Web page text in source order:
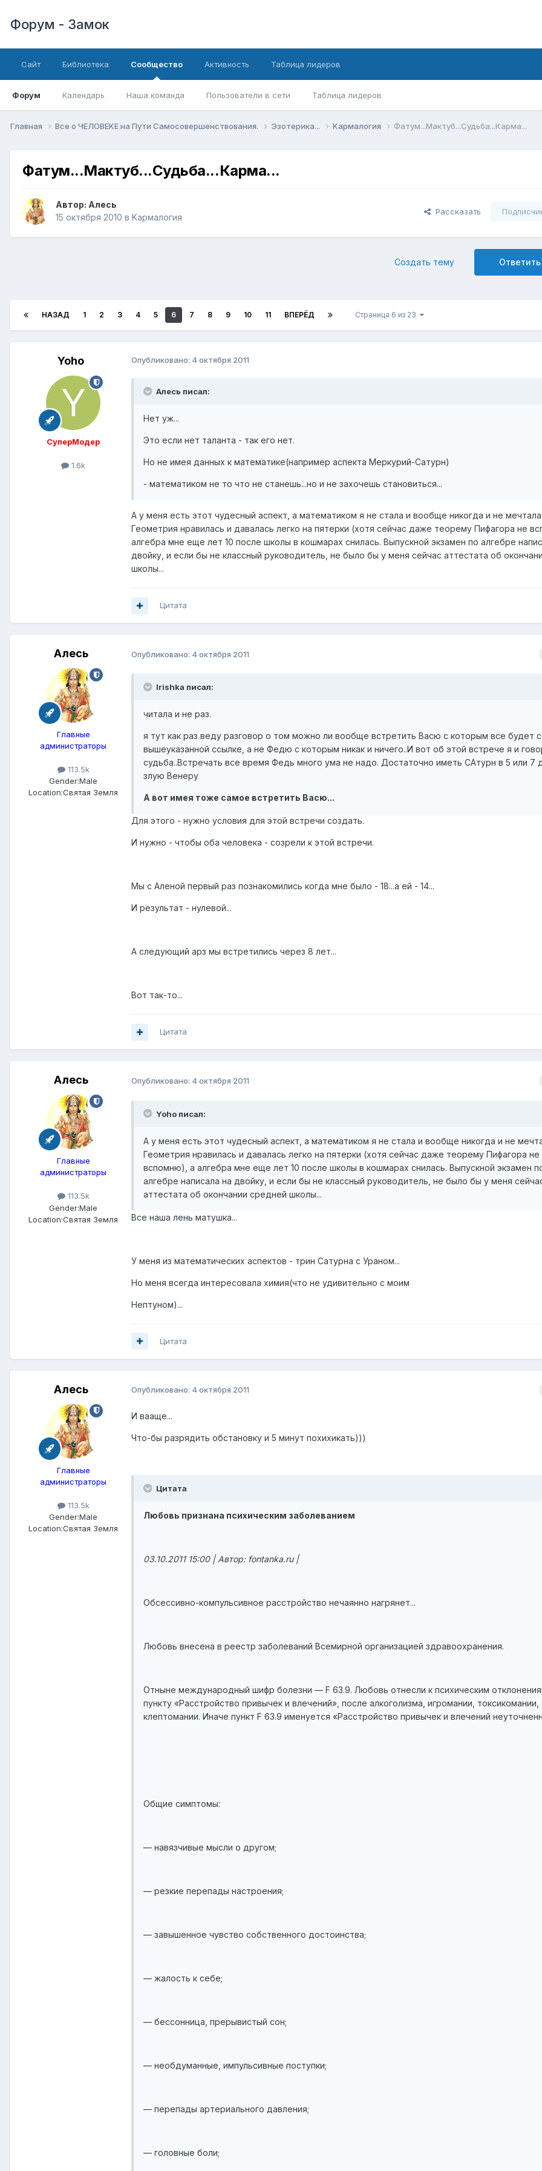
Форум - Замок
Сайт Библиотека Сообщество
Форум Календарь Наша команда Пользователи в сети Таблица лидеров
Активность Таблица лидеров
Главная Все о ЧЕЛОВЕKЕ на Пути Самосовершенствования. Эзотерика... Kармалогия Фатум...Мактуб...Судьба...Карма...
Фатум...Мактуб...Судьба...Карма...
Автор: Алесь
15 октября 2010 в Kармалогия
Рассказать
Создать тему
НАЗАД 1 2 3 4 5 6 7 8 9 10 11 ВПЕРЁД Страница 6 из 23
Yoho
СуперМодер
1.6k
Опубликовано: 4 октября 2011
Алесь писал:
Нет уж...
Это если нет таланта - так его нет.
Но не имея данных к математике(например аспекта Меркурий-Сатурн)
- математиком не то что не станешь...но и не захочешь становиться...
А у меня есть этот чудесный аспект, а математиком я не стала и вообще никогда и не мечтала.
Геометрия нравилась и давалась легко на пятерки (хотя сейчас даже теорему Пифагора не
алгебра мне еще лет 10 после школы в кошмарах снилась. Выпускной экзамен по алгебре
двойку, и если бы не классный руководитель, не было бы у меня сейчас аттестата об
школы...
Цитата
Алесь
Главные
администраторы
113.5k
Gender:Male
Location:Святая Земля
Опубликовано: 4 октября 2011
Irishka писал:
читала и не раз.
я тут как раз веду разговор о том можно ли вообще встретить Васю с которым все будет
вышеуказанной ссылке, а не Федю с которым никак и ничего..И вот об этой встрече я и
судьба..Встречать все время Федь много ума не надо. Достаточно иметь САтурн в 5 или 7
злую Венеру
А вот имея тоже самое встретить Васю...
Для этого - нужно условия для этой встречи создать.
И нужно - чтобы оба человека - созрели к этой встречи.
Мы с Аленой первый раз познакомились когда мне было - 18...а ей - 14...
И результат - нулевой...
А следующий арз мы встретились через 8 лет...
Вот так-то...
Цитата
Алесь
Главные
администраторы
113.5k
Gender:Male
Location:Святая Земля
Опубликовано: 4 октября 2011
Yoho писал:
А у меня есть этот чудесный аспект, а математиком я не стала и вообще никогда и не
Геометрия нравилась и давалась легко на пятерки (хотя сейчас даже теорему Пифагора не
вспомню), а алгебра мне еще лет 10 после школы в кошмарах снилась. Выпускной экзамен
алгебре написала на двойку, и если бы не классный руководитель, не было бы у меня
аттестата об окончании средней школы...
Все наша лень матушка...
У меня из математических аспектов - трин Сатурна с Ураном...
Но меня всегда интересовала химия(что не удивительно с моим
Нептуном)...
Цитата
Алесь
Главные
администраторы
113.5k
Gender:Male
Location:Святая Земля
Опубликовано: 4 октября 2011
И вааще...
Что-бы разрядить обстановку и 5 минут похихикать)))
Цитата
Любовь признана психическим заболеванием
03.10.2011 15:00 | Автор: fontanka.ru |
Обсессивно-компульсивное расстройство нечаянно нагрянет...
Любовь внесена в реестр заболеваний Всемирной организацией здравоохранения.
Отныне международный шифр болезни — F 63.9. Любовь отнесли к психическим
пункту «Расстройство привычек и влечений», после алкоголизма, игромании, токсикомании,
клептомании. Иначе пункт F 63.9 именуется «Расстройство привычек и влечений
Общие симптомы:
— навязчивые мысли о другом;
— резкие перепады настроения;
— завышенное чувство собственного достоинства;
— жалость к себе;
— бессонница, прерывистый сон;
— необдуманные, импульсивные поступки;
— перепады артериального давления;
— головные боли;